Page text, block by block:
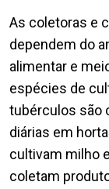
As coletoras e
dependem do
alimentar e
espécies de
tubérculos são
diárias em
cultivam milho
coletam